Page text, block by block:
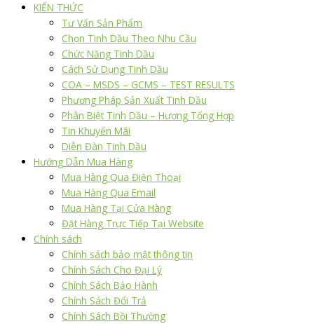
KIẾN THỨC
Tư Vấn Sản Phẩm
Chọn Tinh Dầu Theo Nhu Cầu
Chức Năng Tinh Dầu
Cách Sử Dụng Tinh Dầu
COA – MSDS – GCMS – TEST RESULTS
Phương Pháp Sản Xuất Tinh Dầu
Phân Biệt Tinh Dầu – Hương Tổng Hợp
Tin Khuyến Mãi
Diễn Đàn Tinh Dầu
Hướng Dẫn Mua Hàng
Mua Hàng Qua Điện Thoại
Mua Hàng Qua Email
Mua Hàng Tại Cửa Hàng
Đặt Hàng Trực Tiếp Tại Website
Chính sách
Chính sách bảo mật thông tin
Chính Sách Cho Đại Lý
Chính Sách Bảo Hành
Chính Sách Đổi Trả
Chính Sách Bồi Thường